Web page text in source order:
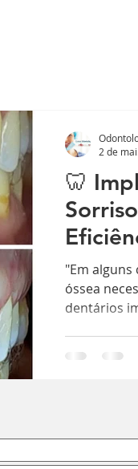
🦷
"Em
óssea
dentários
2 de